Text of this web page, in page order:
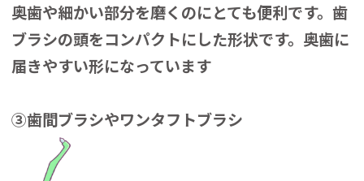
奥歯や細かい部分を磨くのにとても便利です。歯
ブラシの頭をコンパクトにした形状です。奥歯に
届きやすい形になっています
③歯間ブラシやワンタフトブラシ